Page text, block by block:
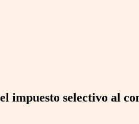
impuesto selectivo al